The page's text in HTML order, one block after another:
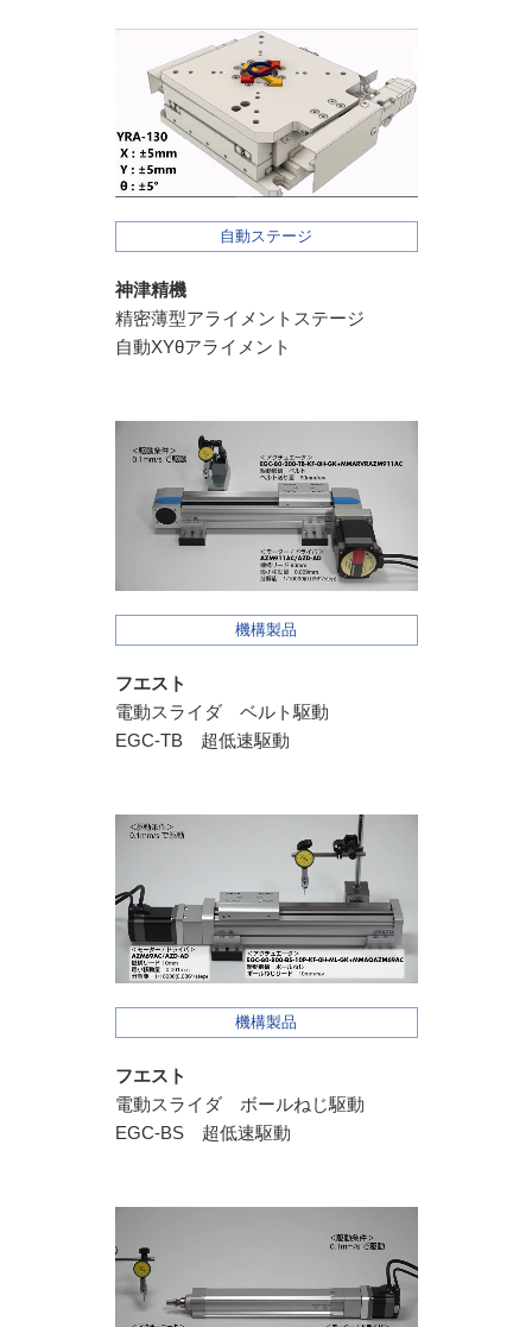
自動ステージ
神津精機
精密薄型アライメントステージ
自動XYθアライメント
機構製品
フエスト
電動スライダ ベルト駆動
EGC-TB 超低速駆動
機構製品
フエスト
電動スライダ ボールねじ駆動
EGC-BS 超低速駆動